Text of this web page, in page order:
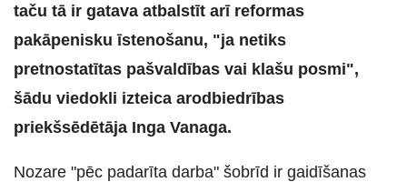
taču tā ir gatava atbalstīt arī reformas
pakāpenisku īstenošanu, "ja netiks
pretnostatītas pašvaldības vai klašu posmi",
šādu viedokli izteica arodbiedrības
priekšsēdētāja Inga Vanaga.
Nozare "pēc padarīta darba" šobrīd ir gaidīšanas